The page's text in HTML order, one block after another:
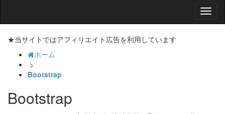
Nav
★当サイトではアフィリエイト広告を利用しています
ホーム
>
Bootstrap
Bootstrap